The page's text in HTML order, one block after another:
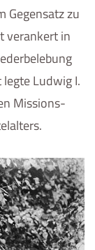
Gegensatz zu
verankert in
Ludwig I.
Missions-